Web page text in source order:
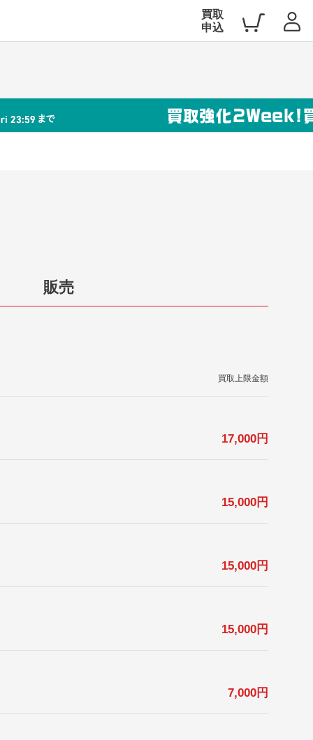
買取
申込
販売
買取上限金額
17,000円
15,000円
15,000円
15,000円
7,000円